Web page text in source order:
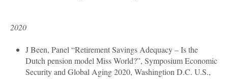
2020
J Been, Panel “Retirement Savings Adequacy – Is the
Dutch pension model Miss World?”, Symposium Economic
Security and Global Aging 2020, Washingtion D.C. U.S.,